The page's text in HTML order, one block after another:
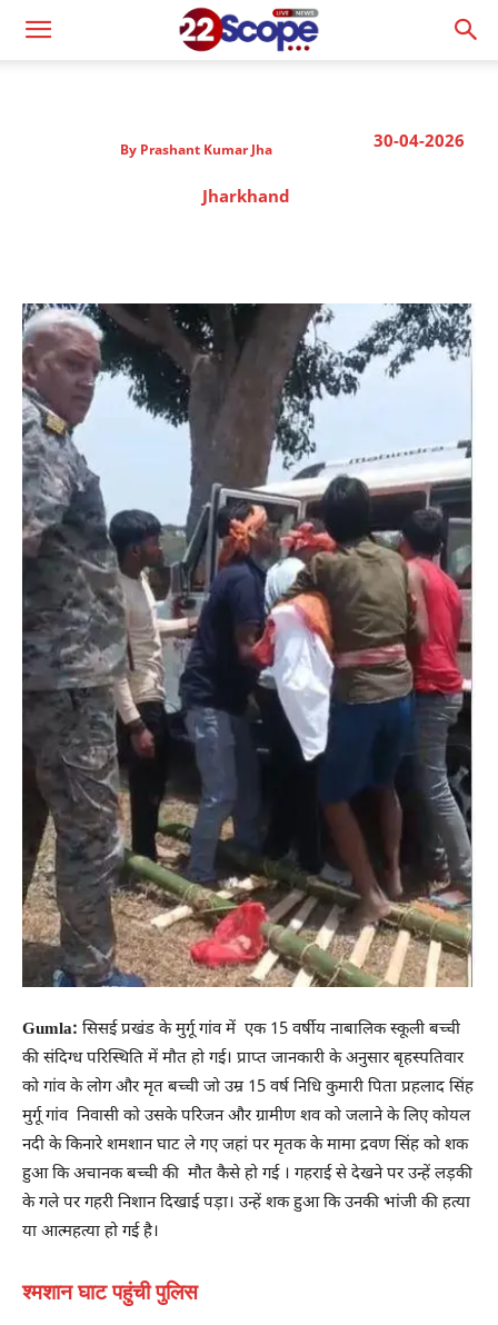
30-04-2026
By Prashant Kumar Jha
Jharkhand
Gumla: सिसई प्रखंड के मुर्गू गांव में एक 15 वर्षीय नाबालिक स्कूली बच्ची
की संदिग्ध परिस्थिति में मौत हो गई। प्राप्त जानकारी के अनुसार बृहस्पतिवार
को गांव के लोग और मृत बच्ची जो उम्र 15 वर्ष निधि कुमारी पिता प्रहलाद सिंह
मुर्गू गांव निवासी को उसके परिजन और ग्रामीण शव को जलाने के लिए कोयल
नदी के किनारे शमशान घाट ले गए जहां पर मृतक के मामा द्रवण सिंह को शक
हुआ कि अचानक बच्ची की मौत कैसे हो गई । गहराई से देखने पर उन्हें लड़की
के गले पर गहरी निशान दिखाई पड़ा। उन्हें शक हुआ कि उनकी भांजी की हत्या
या आत्महत्या हो गई है।
श्मशान घाट पहुंची पुलिस